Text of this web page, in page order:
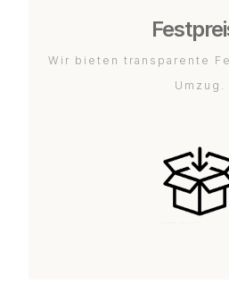
Wir bieten transparente
Umzug.